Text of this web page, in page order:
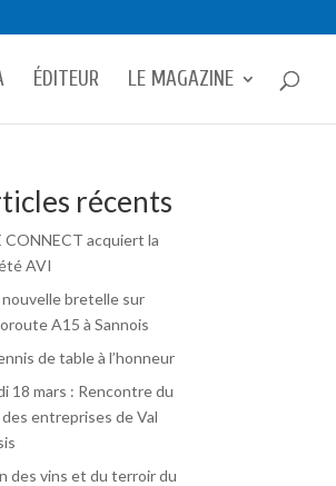
ÉDITEUR LE MAGAZINE
récents
CONNECT acquiert la
AVI
bretelle sur
A15 à Sannois
de table à l’honneur
18 mars : Rencontre du
entreprises de Val
des vins et du terroir du